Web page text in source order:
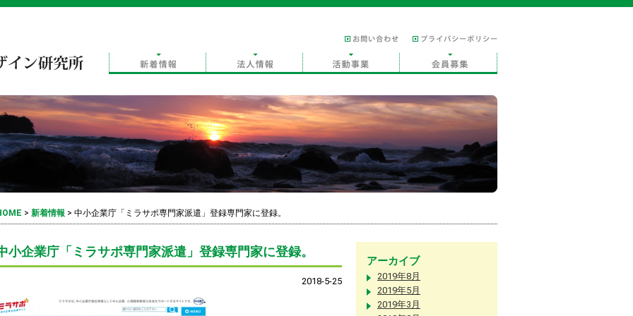
> 新着情報 > 中小企業庁「ミラサポ専門家派遣」登録専門家に登録。
小企業庁「ミラサポ専門家派遣」登録専門家に登録。
2018-5-25
アーカイブ
2019年8月
2019年5月
2019年3月